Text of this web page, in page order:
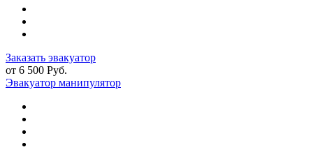
Заказать эвакуатор
от 6 500 Руб.
Эвакуатор манипулятор